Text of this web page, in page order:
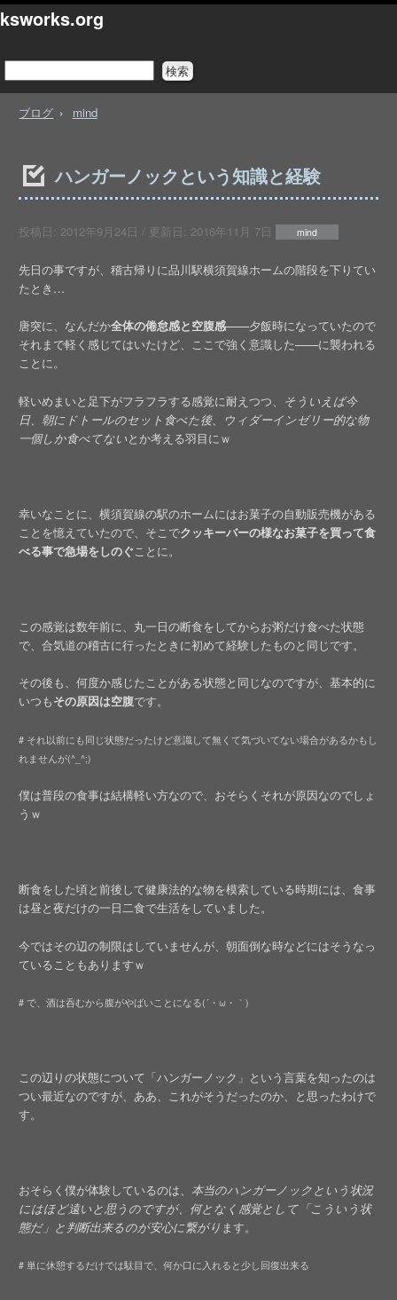
ksworks.org
ブログ mind
ハンガーノックという知識と経験
投稿日: 2012年9月24日 / 更新日: 2016年11月 7日 mind
先日の事ですが、稽古帰りに品川駅横須賀線ホームの階段を下りてい
たとき…
唐突に、なんだか全体の倦怠感と空腹感——夕飯時になっていたので
それまで軽く感じてはいたけど、ここで強く意識した——に襲われる
ことに。
軽いめまいと足下がフラフラする感覚に耐えつつ、 そういえば今
日、朝にドトールのセット食べた後、ウィダーインゼリー的な物
一個しか食べてないとか考える羽目にｗ
幸いなことに、横須賀線の駅のホームにはお菓子の自動販売機がある
ことを憶えていたので、そこでクッキーバーの様なお菓子を買って食
べる事で急場をしのぐ ことに。
この感覚は数年前に、丸一日の断食をしてからお粥だけ食べた状態
で、合気道の稽古に行ったときに初めて経験したものと同じです。
その後も、何度か感じたことがある状態と同じなのですが、基本的に
いつもその原因は空腹です。
# それ以前にも同じ状態だったけど意識して無くて気づいてない場合があるかもし
れませんが(^_^;)
僕は普段の食事は結構軽い方なので、おそらくそれが原因なのでしょ
うｗ
断食をした頃と前後して健康法的な物を模索している時期には、食事
は昼と夜だけの一日二食で生活をしていました。
今ではその辺の制限はしていませんが、朝面倒な時などにはそうなっ
ていることもありますｗ
# で、酒は呑むから腹がやばいことになる(´・ω・｀)
この辺りの状態について「ハンガーノック」という言葉を知ったのは
つい最近なのですが、ああ、これがそうだったのか、と思ったわけで
す。
おそらく僕が体験しているのは、 本当のハンガーノックという状況
にはほど遠いと思うのですが、何となく感覚として「こういう状
態だ」と判断出来るのが安心に繋がり ます。
# 単に休憩するだけでは駄目で、何か口に入れると少し回復出来る